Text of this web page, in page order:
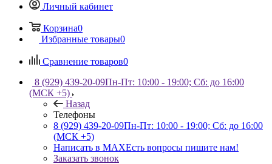
Личный кабинет
Корзина0
Избранные товары0
Сравнение товаров0
8 (929) 439-20-09Пн-Пт: 10:00 - 19:00; Сб: до 16:00
(МСК +5)
Назад
Телефоны
8 (929) 439-20-09Пн-Пт: 10:00 - 19:00; Сб: до 16:00
(МСК +5)
Написать в MAXЕсть вопросы пишите нам!
Заказать звонок